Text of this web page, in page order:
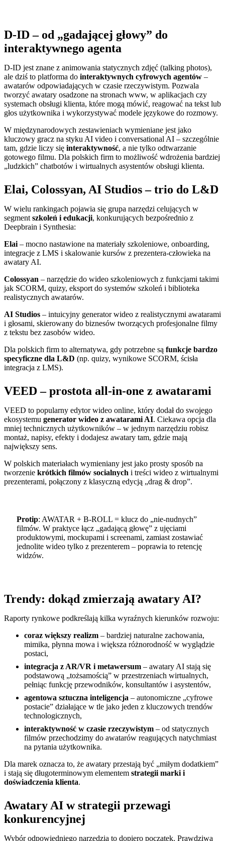
D-ID – od „gadającej głowy” do
interaktywnego agenta
D-ID jest znane z animowania statycznych zdjęć (talking photos),
ale dziś to platforma do interaktywnych cyfrowych agentów –
awatarów odpowiadających w czasie rzeczywistym. Pozwala
tworzyć awatary osadzone na stronach www, w aplikacjach czy
systemach obsługi klienta, które mogą mówić, reagować na tekst lub
głos użytkownika i wykorzystywać modele językowe do rozmowy.
W międzynarodowych zestawieniach wymieniane jest jako
kluczowy gracz na styku AI video i conversational AI – szczególnie
tam, gdzie liczy się interaktywność, a nie tylko odtwarzanie
gotowego filmu. Dla polskich firm to możliwość wdrożenia bardziej
„ludzkich” chatbotów i wirtualnych asystentów obsługi klienta.
Elai, Colossyan, AI Studios – trio do L&D
W wielu rankingach pojawia się grupa narzędzi celujących w
segment szkoleń i edukacji, konkurujących bezpośrednio z
Deepbrain i Synthesia:
Elai – mocno nastawione na materiały szkoleniowe, onboarding,
integracje z LMS i skalowanie kursów z prezentera-człowieka na
awatary AI.
Colossyan – narzędzie do wideo szkoleniowych z funkcjami takimi
jak SCORM, quizy, eksport do systemów szkoleń i biblioteka
realistycznych awatarów.
AI Studios – intuicyjny generator wideo z realistycznymi awatarami
i głosami, skierowany do biznesów tworzących profesjonalne filmy
z tekstu bez zasobów wideo.
Dla polskich firm to alternatywa, gdy potrzebne są funkcje bardzo
specyficzne dla L&D (np. quizy, wynikowe SCORM, ścisła
integracja z LMS).
VEED – prostota all-in-one z awatarami
VEED to popularny edytor wideo online, który dodał do swojego
ekosystemu generator wideo z awatarami AI. Ciekawa opcja dla
mniej technicznych użytkowników – w jednym narzędziu robisz
montaż, napisy, efekty i dodajesz awatary tam, gdzie mają
największy sens.
W polskich materiałach wymieniany jest jako prosty sposób na
tworzenie krótkich filmów socialnych i treści wideo z wirtualnymi
prezenterami, połączony z klasyczną edycją „drag & drop”.
Protip: AWATAR + B-ROLL = klucz do „nie-nudnych”
filmów. W praktyce łącz „gadającą głowę” z ujęciami
produktowymi, mockupami i screenami, zamiast zostawiać
jednolite wideo tylko z prezenterem – poprawia to retencję
widzów.
Trendy: dokąd zmierzają awatary AI?
Raporty rynkowe podkreślają kilka wyraźnych kierunków rozwoju:
coraz większy realizm – bardziej naturalne zachowania,
mimika, płynna mowa i większa różnorodność w wyglądzie
postaci,
integracja z AR/VR i metawersum – awatary AI stają się
podstawową „tożsamością” w przestrzeniach wirtualnych,
pełniąc funkcję przewodników, konsultantów i asystentów,
agentowa sztuczna inteligencja – autonomiczne „cyfrowe
postacie” działające w tle jako jeden z kluczowych trendów
technologicznych,
interaktywność w czasie rzeczywistym – od statycznych
filmów przechodzimy do awatarów reagujących natychmiast
na pytania użytkownika.
Dla marek oznacza to, że awatary przestają być „miłym dodatkiem”
i stają się długoterminowym elementem strategii marki i
doświadczenia klienta.
Awatary AI w strategii przewagi
konkurencyjnej
Wybór odpowiedniego narzędzia to dopiero początek. Prawdziwa